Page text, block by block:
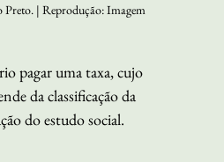
Preto. | Reprodução: Imagem
pagar uma taxa, cujo
da classificação da
do estudo social.